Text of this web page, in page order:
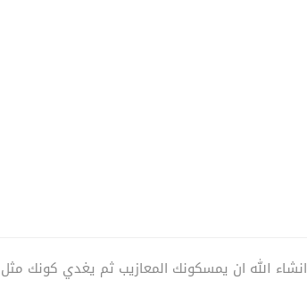
انشاء الله ان يمسكونك المعازيب ثم يغدي كونك